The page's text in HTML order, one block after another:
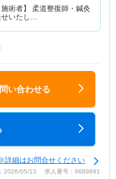
施術者】 柔道整復師・鍼灸
せいたし…
い合わせる
細はお問合せください
2026/05/13 求人番号：9689891